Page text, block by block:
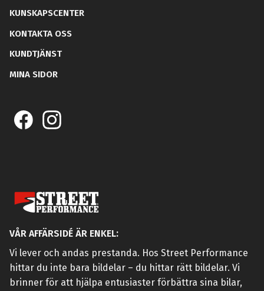
KUNSKAPSCENTER
KONTAKTA OSS
KUNDTJÄNST
MINA SIDOR
VÅR AFFÄRSIDÉ ÄR ENKEL:
Vi lever och andas prestanda. Hos Street Performance
hittar du inte bara bildelar – du hittar rätt bildelar. Vi
brinner för att hjälpa entusiaster förbättra sina bilar,